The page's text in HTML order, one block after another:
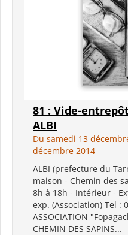
81 : Vide-
ALBI
Du samedi 13
décembre 2014
ALBI (prefecture du
maison - Chemin des
8h à 18h - Intérieur -
exp. (Association) Tel :
ASSOCIATION
CHEMIN DES SAPINS...